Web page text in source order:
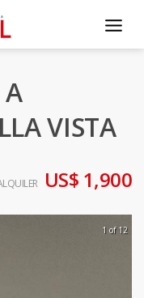
VISTA
US$ 1,900
1 of 12